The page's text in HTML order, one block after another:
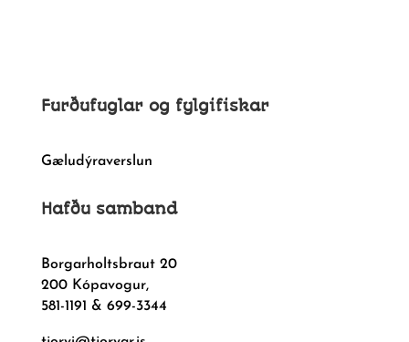
Furðufuglar og fylgifiskar
Gæludýraverslun
Hafðu samband
Borgarholtsbraut 20
200 Kópavogur,
581-1191 & 699-3344